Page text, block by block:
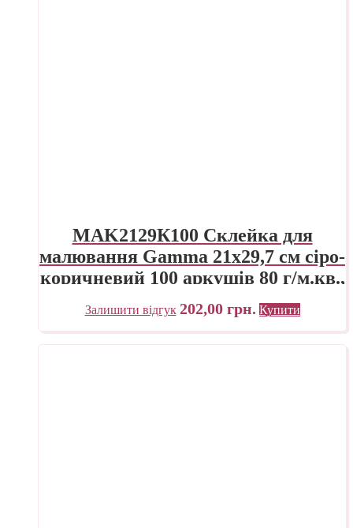
MAK2129К100 Склейка для
малювання Gamma 21х29,7 см сіро-
коричневий 100 аркушів 80 г/м.кв.,
проклейка
Залишити відгук 202,00 грн. Купити